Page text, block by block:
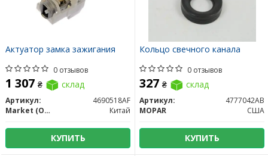
Актуатор замка зажигания
0 отзывов
1 307 ₴ склад
Артикул:
4690518AF
Market (OEM)
Китай
КУПИТЬ
Кольцо свечного канала
0 отзывов
327 ₴ склад
Артикул:
4777042AB
MOPAR
США
КУПИТЬ